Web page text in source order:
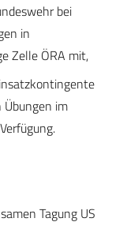
bei
in
Zelle ÖRA mit,
im
Tagung US